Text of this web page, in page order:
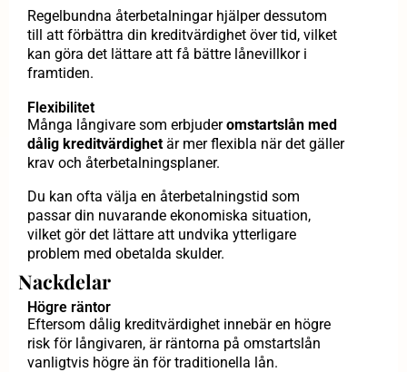
Regelbundna återbetalningar hjälper dessutom
till att förbättra din kreditvärdighet över tid, vilket
kan göra det lättare att få bättre lånevillkor i
framtiden.
Flexibilitet
Många långivare som erbjuderomstartslån med
dålig kreditvärdighet är mer flexibla när det gäller
krav och återbetalningsplaner.
Du kan ofta välja en återbetalningstid som
passar din nuvarande ekonomiska situation,
vilket gör det lättare att undvika ytterligare
problem med obetalda skulder.
Nackdelar
Högre räntor
Eftersom dålig kreditvärdighet innebär en högre
risk för långivaren, är räntorna på omstartslån
vanligtvis högre än för traditionella lån.